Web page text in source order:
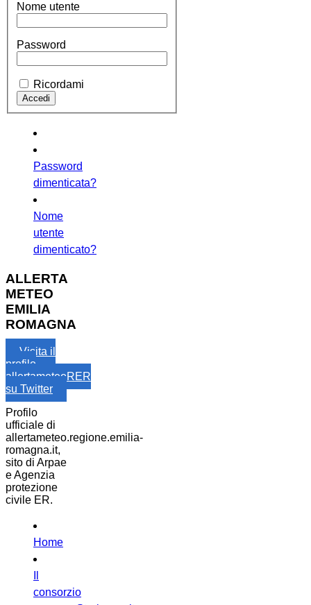
Nome utente
Password
Ricordami
Password
dimenticata?
Nome
utente
dimenticato?
ALLERTA
METEO
EMILIA
ROMAGNA
Visita il
profilo
allertameteoRER
su Twitter
Profilo
ufficiale di
allertameteo.regione.emilia-
romagna.it,
sito di Arpae
e Agenzia
protezione
civile ER.
Home
consorzio